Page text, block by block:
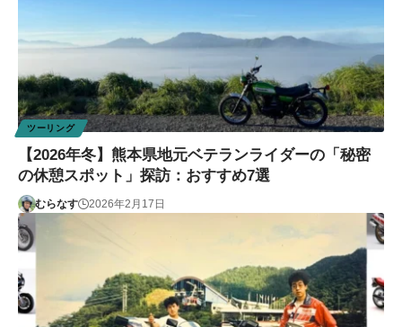
ツーリング
【2026年冬】熊本県地元ベテランライダーの「秘密
の休憩スポット」探訪：おすすめ7選
むらなす 2026年2月17日